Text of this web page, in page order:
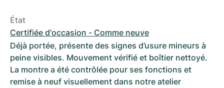
État
Certifiée d'occasion - Comme neuve
Déjà portée, présente des signes d’usure mineurs à
peine visibles. Mouvement vérifié et boîtier nettoyé.
La montre a été contrôlée pour ses fonctions et
remise à neuf visuellement dans notre atelier